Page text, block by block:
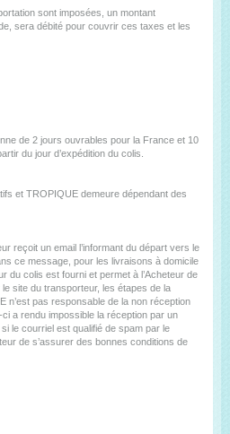
sont imposées, un montant
sera débité pour couvrir ces taxes et les
de 2 jours ouvrables pour la France et 10
du jour d’expédition du colis.
et TROPIQUE demeure dépendant des
reçoit un email l’informant du départ vers le
ce message, pour les livraisons à domicile
du colis est fourni et permet à l’Acheteur de
site du transporteur, les étapes de la
n’est pas responsable de la non réception
a rendu impossible la réception par un
le courriel est qualifié de spam par le
de s’assurer des bonnes conditions de